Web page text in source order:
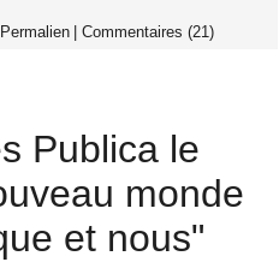
Permalien Commentaires (21)
Publica le
monde
et nous"